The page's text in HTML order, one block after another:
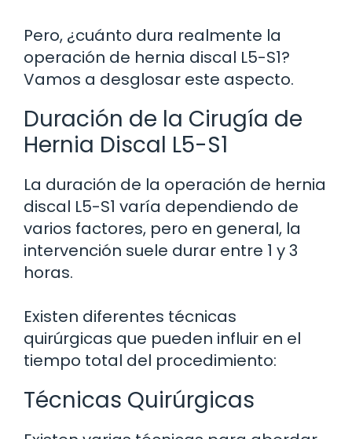
Pero, ¿cuánto dura realmente la
operación de hernia discal L5-S1?
Vamos a desglosar este aspecto.
Duración de la Cirugía de
Hernia Discal L5-S1
La duración de la operación de hernia
discal L5-S1 varía dependiendo de
varios factores, pero en general, la
intervención suele durar entre 1 y 3
horas.
Existen diferentes técnicas
quirúrgicas que pueden influir en el
tiempo total del procedimiento:
Técnicas Quirúrgicas